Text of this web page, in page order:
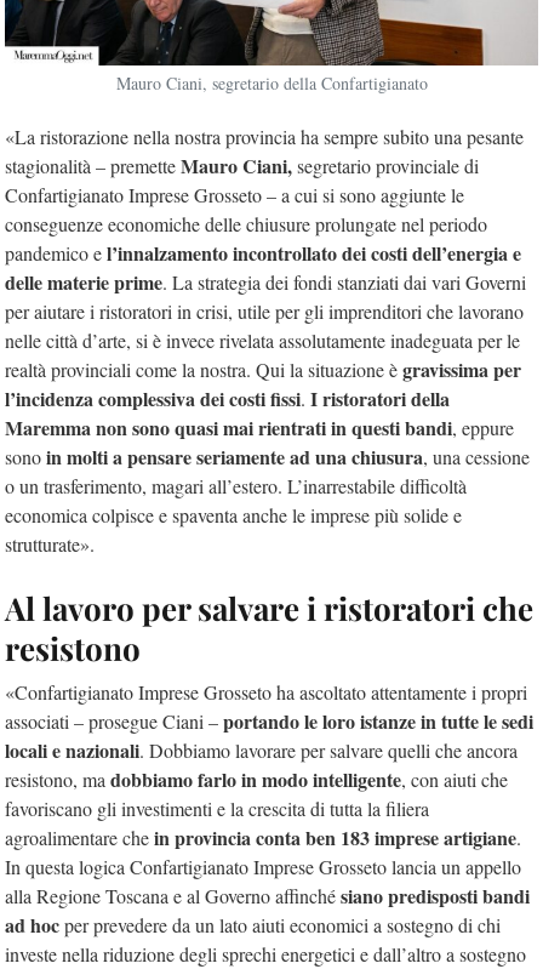
Mauro Ciani, segretario della Confartigianato
«La ristorazione nella nostra provincia ha sempre subito una pesante
stagionalità – premetteMauro Ciani,segretario provinciale di
Confartigianato Imprese Grosseto – a cui si sono aggiunte le
conseguenze economiche delle chiusure prolungate nel periodo
pandemico el’innalzamento incontrollato dei costi dell’energia e
delle materie prime. La strategia dei fondi stanziati dai vari Governi
per aiutare i ristoratori in crisi, utile per gli imprenditori che lavorano
nelle città d’arte, si è invece rivelata assolutamente inadeguata per le
realtà provinciali come la nostra. Qui la situazione ègravissima per
l’incidenza complessiva dei costi fissi. I ristoratori della
Maremma non sono quasi mai rientrati in questi bandi, eppure
sonoin molti a pensare seriamente ad una chiusura, una cessione
o un trasferimento, magari all’estero. L’inarrestabile difficoltà
economica colpisce e spaventa anche le imprese più solide e
strutturate».
Al lavoro per salvare i ristoratori che
resistono
«Confartigianato Imprese Grosseto ha ascoltato attentamente i propri
associati – prosegue Ciani –portando le loro istanze in tutte le sedi
locali e nazionali. Dobbiamo lavorare per salvare quelli che ancora
resistono, madobbiamo farlo in modo intelligente, con aiuti che
favoriscano gli investimenti e la crescita di tutta la filiera
agroalimentare chein provincia conta ben 183 imprese artigiane.
In questa logica Confartigianato Imprese Grosseto lancia un appello
alla Regione Toscana e al Governo affinchésiano predisposti bandi
ad hocper prevedere da un lato aiuti economici a sostegno di chi
investe nella riduzione degli sprechi energetici e dall’altro a sostegno